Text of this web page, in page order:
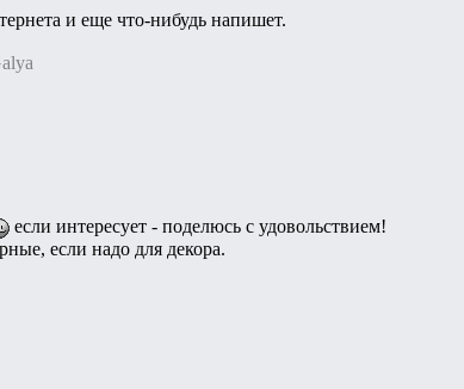
и еще что-нибудь напишет.
если интересует - поделюсь с удовольствием!
если надо для декора.